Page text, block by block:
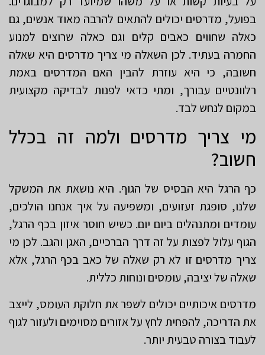
בפועל, מדרסים יכולים להתאים להרבה מאוד אנשים, גם
כאלה שחווים כאבים קלים וגם כאלה שרוצים למנוע
החמרה בעתיד. לכן השאלה מי צריך מדרסים היא שאלה
חשובה, כי היא עוזרת להבין האם המדרסים באמת
רלוונטיים עבורך, ומתי כדאי לפנות לבדיקה מקצועית
במקום לנחש לבד.
מי צריך מדרסים ולמה זה בכלל
חשוב?
כף הרגל היא הבסיס של הגוף. היא נושאת את המשקל
שלנו, סופגת זעזועים, ומשפיעה על איך אנחנו הולכים,
עומדים ומתנהלים ביום יום. כשיש חוסר איזון בכף הרגל,
הגוף עלול לפצות על זה דרך הברכיים, האגן והגב. לכן מי
צריך מדרסים זו לא רק שאלה של כאב בכף הרגל, אלא
שאלה של יציבה, עומסים ונוחות כללית.
מדרסים איכותיים יכולים לשפר את חלוקת העומס, לייצב
את הדריכה, להפחית לחץ על אזורים מסוימים ולעזור לגוף
לעבוד בצורה טבעית יותר.